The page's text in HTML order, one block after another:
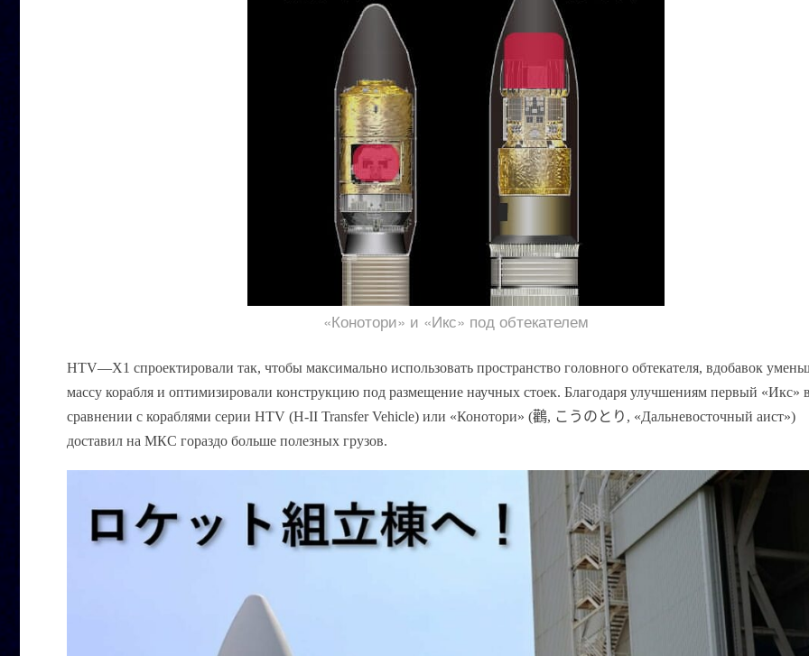
«Конотори» и «Икс» под обтекателем
HTV—X1 спроектировали так, чтобы максимально использовать пространство головного обтекателя, вдобавок
массу корабля и оптимизировали конструкцию под размещение научных стоек. Благодаря улучшениям первый «Икс»
сравнении с кораблями серии HTV (H-II Transfer Vehicle) или «Конотори» (鸛, こうのとり , «Дальневосточный аист»)
доставил на МКС гораздо больше полезных грузов.